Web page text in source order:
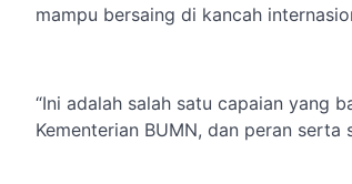
mampu bersaing di kancah
“Ini adalah salah satu capaian yang
Kementerian BUMN, dan peran